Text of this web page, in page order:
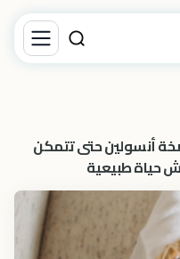
أنسولين حتى تتمكن
حياة طبيعية